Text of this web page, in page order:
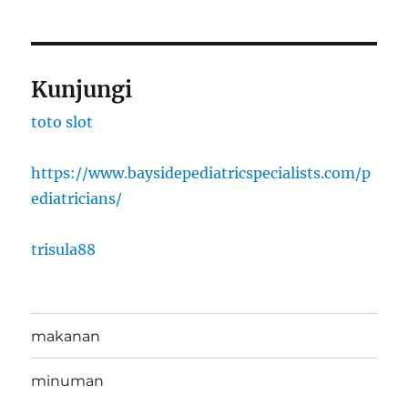
Kunjungi
toto slot
https://www.baysidepediatricspecialists.com/p
ediatricians/
trisula88
makanan
minuman